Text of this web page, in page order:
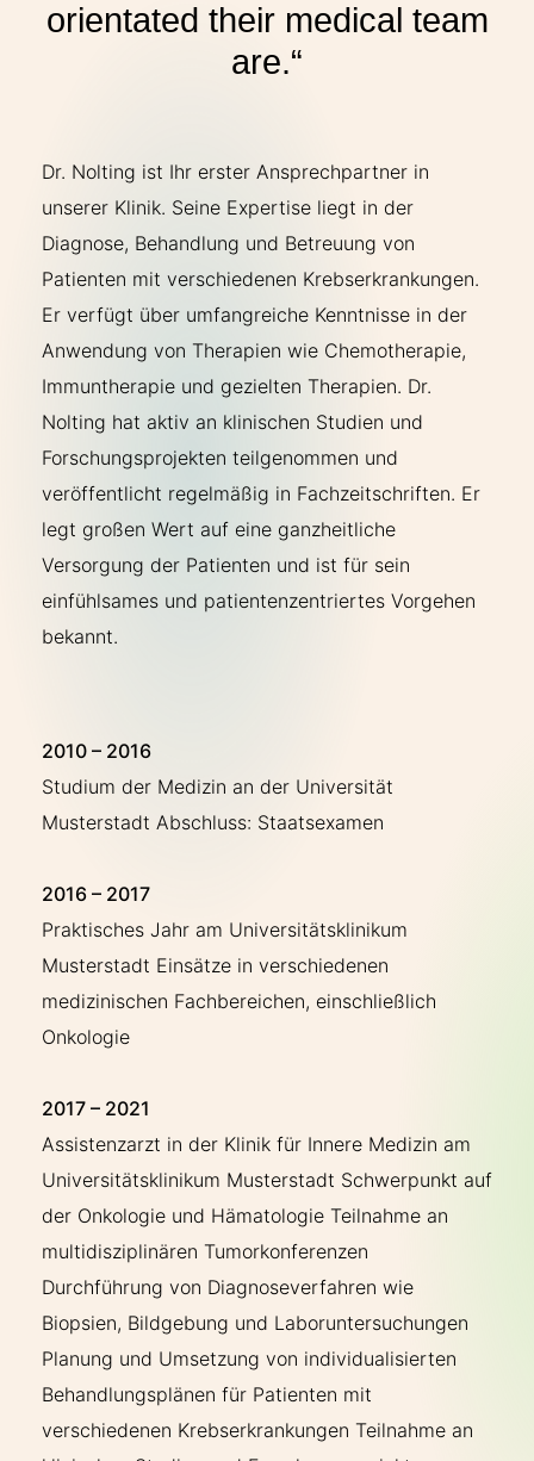
orientated their medical team
are.“
Dr. Nolting ist Ihr erster Ansprechpartner in
unserer Klinik. Seine Expertise liegt in der
Diagnose, Behandlung und Betreuung von
Patienten mit verschiedenen Krebserkrankungen.
Er verfügt über umfangreiche Kenntnisse in der
Anwendung von Therapien wie Chemotherapie,
Immuntherapie und gezielten Therapien. Dr.
Nolting hat aktiv an klinischen Studien und
Forschungsprojekten teilgenommen und
veröffentlicht regelmäßig in Fachzeitschriften. Er
legt großen Wert auf eine ganzheitliche
Versorgung der Patienten und ist für sein
einfühlsames und patientenzentriertes Vorgehen
bekannt.
2010 – 2016
Studium der Medizin an der Universität
Musterstadt Abschluss: Staatsexamen
2016 – 2017
Praktisches Jahr am Universitätsklinikum
Musterstadt Einsätze in verschiedenen
medizinischen Fachbereichen, einschließlich
Onkologie
2017 – 2021
Assistenzarzt in der Klinik für Innere Medizin am
Universitätsklinikum Musterstadt Schwerpunkt auf
der Onkologie und Hämatologie Teilnahme an
multidisziplinären Tumorkonferenzen
Durchführung von Diagnoseverfahren wie
Biopsien, Bildgebung und Laboruntersuchungen
Planung und Umsetzung von individualisierten
Behandlungsplänen für Patienten mit
verschiedenen Krebserkrankungen Teilnahme an